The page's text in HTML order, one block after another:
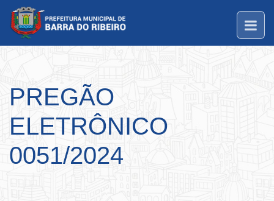
PREGÃO
ELETRÔNICO
0051/2024